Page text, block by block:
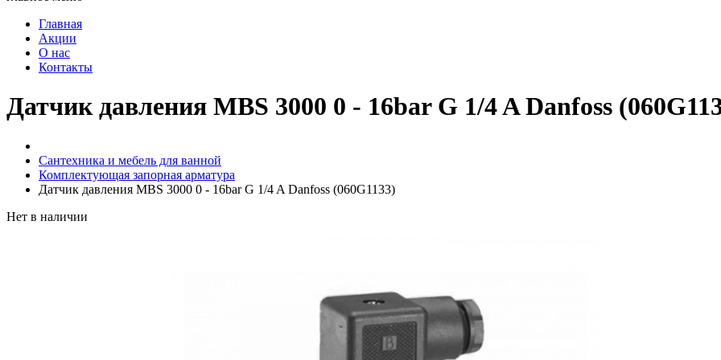
Главная
Акции
О нас
Контакты
Датчик давления MBS 3000 0 - 16bar G 1/4 A Danfoss
Сантехника и мебель для ванной
Комплектующая запорная арматура
Датчик давления MBS 3000 0 - 16bar G 1/4 A Danfoss (060G1133)
Нет в наличии